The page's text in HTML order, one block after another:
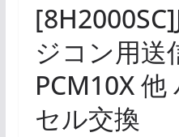
ジコン用送
PCM10X
セル交換